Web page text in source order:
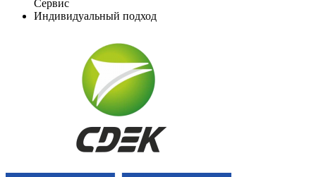
Сервис
Индивидуальный подход